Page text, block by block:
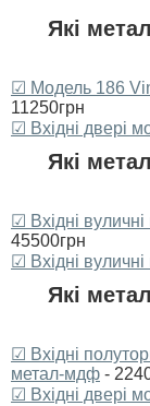
Які
☑ Модель 186
11250грн
☑ Вхідні двері
Які
☑ Вхідні
45500грн
☑ Вхідні
Які
☑ Вхідні
метал-мдф -
☑ Вхідні двері